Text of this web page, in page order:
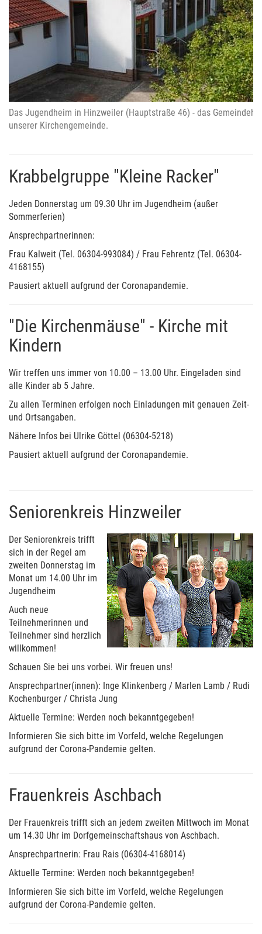
Das Jugendheim in Hinzweiler (Hauptstraße 46) - das
unserer Kirchengemeinde.
Krabbelgruppe "Kleine Racker"
Jeden Donnerstag um 09.30 Uhr im Jugendheim (außer
Sommerferien)
Ansprechpartnerinnen:
Frau Kalweit (Tel. 06304-993084) / Frau Fehrentz (Tel. 06304-
4168155)
Pausiert aktuell aufgrund der Coronapandemie.
"Die Kirchenmäuse" - Kirche mit
Kindern
Wir treffen uns immer von 10.00 – 13.00 Uhr. Eingeladen sind
alle Kinder ab 5 Jahre.
Zu allen Terminen erfolgen noch Einladungen mit genauen Zeit-
und Ortsangaben.
Nähere Infos bei Ulrike Göttel (06304-5218)
Pausiert aktuell aufgrund der Coronapandemie.
Seniorenkreis Hinzweiler
Der Seniorenkreis trifft
sich in der Regel am
zweiten Donnerstag im
Monat um 14.00 Uhr im
Jugendheim
Auch neue
Teilnehmerinnen und
Teilnehmer sind herzlich
willkommen!
Schauen Sie bei uns vorbei. Wir freuen uns!
Ansprechpartner(innen): Inge Klinkenberg / Marlen Lamb / Rudi
Kochenburger / Christa Jung
Aktuelle Termine: Werden noch bekanntgegeben!
Informieren Sie sich bitte im Vorfeld, welche Regelungen
aufgrund der Corona-Pandemie gelten.
Frauenkreis Aschbach
Der Frauenkreis trifft sich an jedem zweiten Mittwoch im Monat
um 14.30 Uhr im Dorfgemeinschaftshaus von Aschbach.
Ansprechpartnerin: Frau Rais (06304-4168014)
Aktuelle Termine: Werden noch bekanntgegeben!
Informieren Sie sich bitte im Vorfeld, welche Regelungen
aufgrund der Corona-Pandemie gelten.